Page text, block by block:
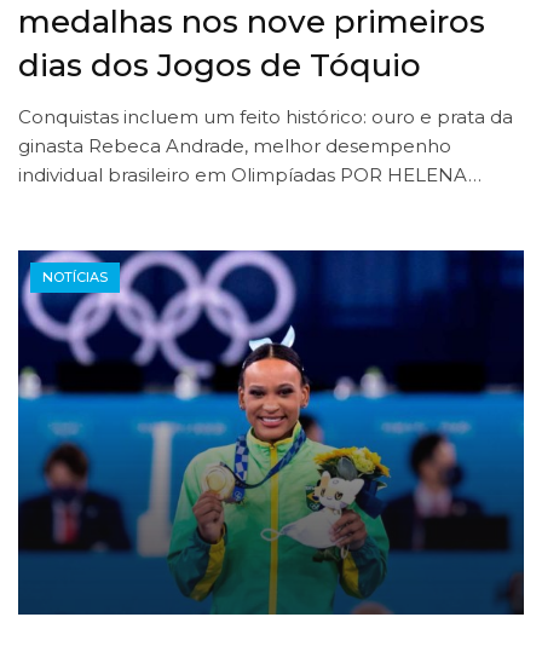
medalhas nos nove primeiros
dias dos Jogos de Tóquio
Conquistas incluem um feito histórico: ouro e prata da
ginasta Rebeca Andrade, melhor desempenho
individual brasileiro em Olimpíadas POR HELENA…
NOTÍCIAS